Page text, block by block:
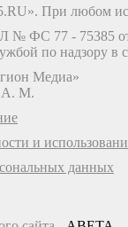
При любом
№ ФС 77 - 75385 от
по надзору в
Медиа»
А. М.
и
данных